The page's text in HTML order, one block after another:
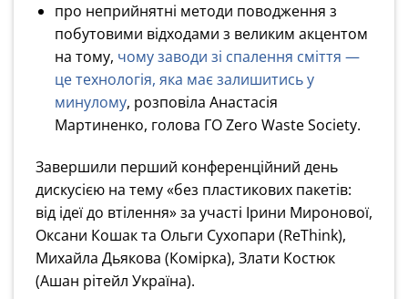
про неприйнятні методи поводження з
побутовими відходами з великим акцентом
на тому, чому заводи зі спалення сміття —
це технологія, яка має залишитись у
минулому, розповіла Анастасія
Мартиненко, голова ГО Zero Waste Society.
Завершили перший конференційний день
дискусією на тему «без пластикових пакетів:
від ідеї до втілення» за участі Ірини Миронової,
Оксани Кошак та Ольги Сухопари (ReThink),
Михайла Дьякова (Комірка), Злати Костюк
(Ашан рітейл Україна).